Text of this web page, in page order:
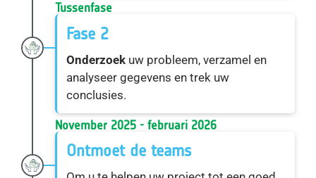
Tussenfase
Fase 2
Onderzoek uw probleem, verzamel en
analyseer gegevens en trek uw
conclusies.
November 2025 - februari 2026
Ontmoet de teams